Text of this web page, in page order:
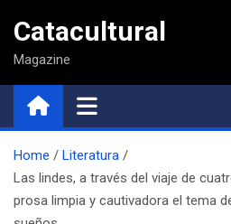
contenido
Catacultural
Magazine
Home
Literatura
Las lindes, a través del viaje de
prosa limpia y cautivadora el tema